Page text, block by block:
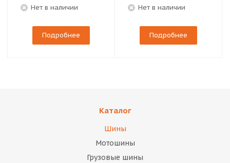
Нет в наличии
Подробнее
Нет в наличии
Подробнее
Каталог
Шины
Мотошины
Грузовые шины